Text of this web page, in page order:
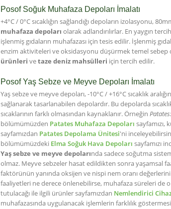
Posof Soğuk Muhafaza Depoları İmalatı
+4°C / 0°C sıcaklığın sağlandığı depoların izolasyonu,
muhafaza depoları olarak adlandırılırlar. En yaygın
işlenmiş gıdaların muhafazası için tesis edilir. İşlenmiş
enzim aktiviteleri ve oksidasyonu düşürmek temel
ürünleri vetaze deniz mahsülleri için tercih edilir.
Posof Yaş Sebze ve Meyve Depoları İmalatı
Yaş sebze ve meyve depoları, -10°C / +16°C sıcaklık
sağlanarak tasarlanabilen depolardır. Bu depolarda
sıcaklarının farklı olmasından kaynaklanır. Örneğin
bölümümüzden Patates Muhafaza Depoları sayfamızı,
sayfamızdan Patates Depolama Ünitesi'ni
bölümümüzdeki Elma Soğuk Hava Depoları sayfamızı
Yaş sebze ve meyve depolarında sadece soğutma
olmaz. Meyve sebzeler hasat edildikten sonra yaşamsal
faktörünün yanında oksijen ve nispi nem oranı
faaliyetleri ne derece önlenebilirse, muhafaza süreleri de
tutulacağı ile ilgili ürünler sayfamızdan Nemlendirici
muhafazasında uygulanacak işlemlerin farklılık